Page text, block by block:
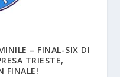
– FINAL-SIX DI
TRIESTE,
FINALE!